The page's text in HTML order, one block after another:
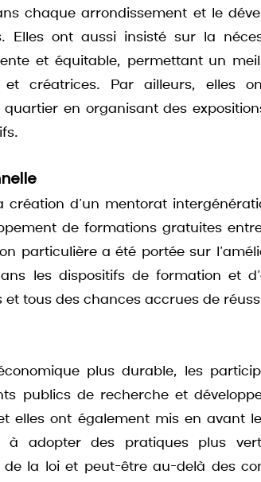
chaque arrondissement et le
Elles ont aussi insisté sur la
et équitable, permettant un
créatrices. Par ailleurs, elles
en organisant des
création d’un mentorat
de formations gratuites
particulière a été portée sur
les dispositifs de formation et
tous des chances accrues de
plus durable, les
publics de recherche et
elles ont également mis en avant
à adopter des pratiques plus
la loi et peut-être au-delà des